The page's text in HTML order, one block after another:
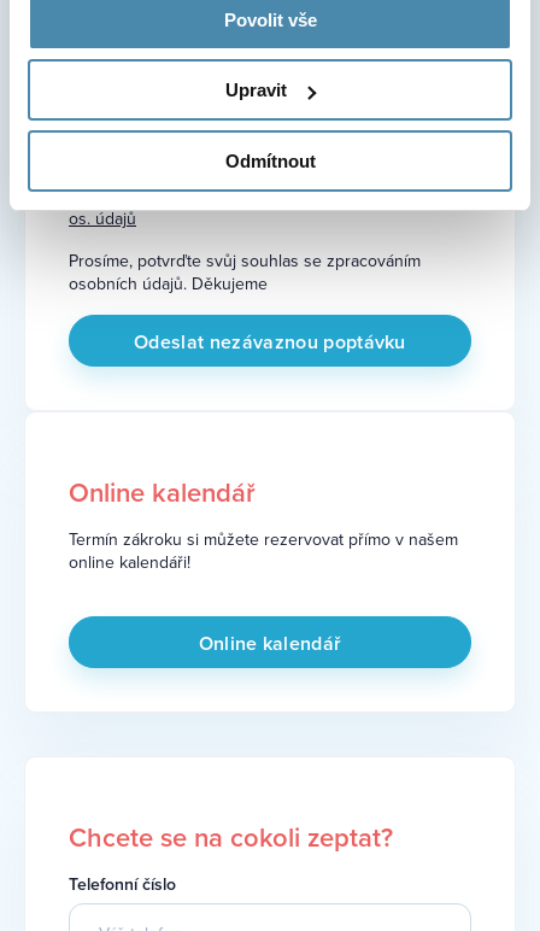
Povolit vše
Upravit
Odmítnout
Souhlasím s příležitostným zasíláním novinek a
akčních cen na zajímavé zákroky.
Souhlasím se zpracováním
os. údajů
Prosíme, potvrďte svůj souhlas se zpracováním
osobních údajů. Děkujeme
Online kalendář
Termín zákroku si můžete rezervovat přímo v našem
online kalendáři!
Online kalendář
Chcete se na cokoli zeptat?
Telefonní číslo